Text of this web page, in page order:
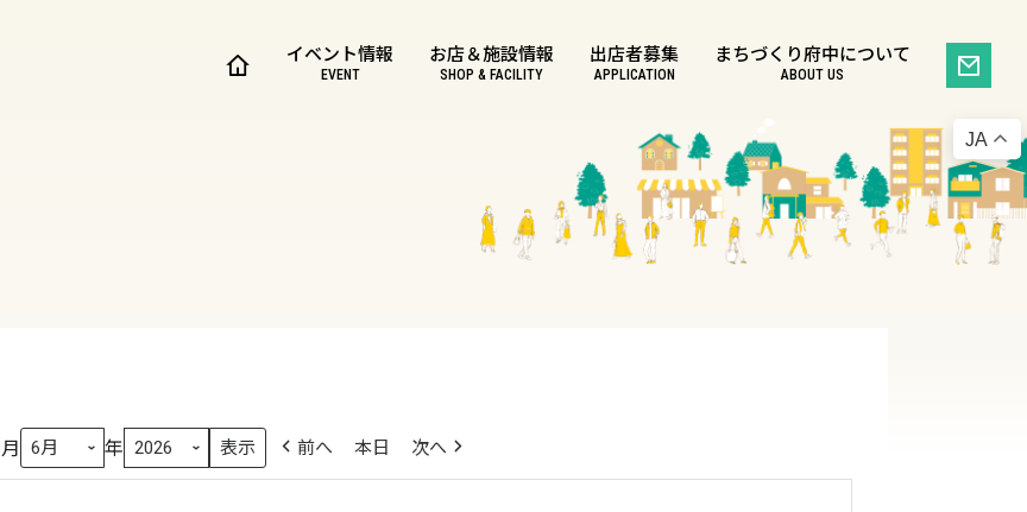
イベント情報
EVENT
お店＆施設情報
SHOP & FACILITY
出店者募集
APPLICATION
まちづくり府中について
ABOUT US
月 年 前へ 本日 次へ
JA